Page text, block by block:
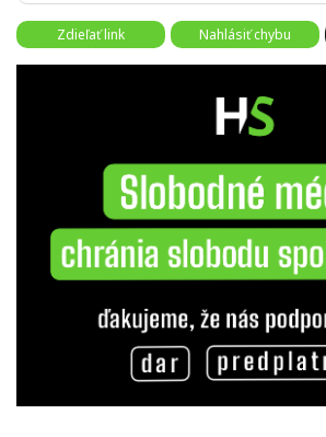
Zdieľať link Nahlásiť chybu